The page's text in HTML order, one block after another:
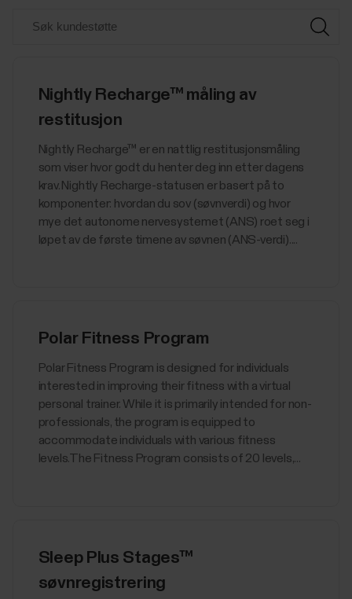
Nightly Recharge™ måling av
restitusjon
​​​Nightly Recharge™ er en nattlig restitusjonsmåling
som viser hvor godt du henter deg inn etter dagens
krav. Nightly Recharge-statusen er basert på to
komponenter: hvordan du sov (søvnverdi) og hvor
mye det autonome nervesystemet (ANS) roet seg i
løpet av de første timene av søvnen (ANS-verdi)....
Polar Fitness Program
Polar Fitness Program is designed for individuals
interested in improving their fitness with a virtual
personal trainer. While it is primarily intended for non-
professionals, the program is equipped to
accommodate individuals with various fitness
levels.The Fitness Program consists of 20 levels,...
Sleep Plus Stages™
søvnregistrering